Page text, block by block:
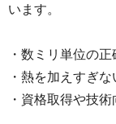
います。
・数ミリ単位の
・熱を加えすぎ
・資格取得や技